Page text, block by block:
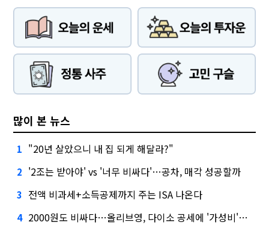
많이 본 뉴스
1 "20년 살았으니 내 집 되게 해달라?"
2 '2조는 받아야' vs '너무 비싸다'…공차, 매각 성공할까
3 전액 비과세+소득공제까지 주는 ISA 나온다
4 2000원도 비싸다…올리브영, 다이소 공세에 '가성비'로 맞불